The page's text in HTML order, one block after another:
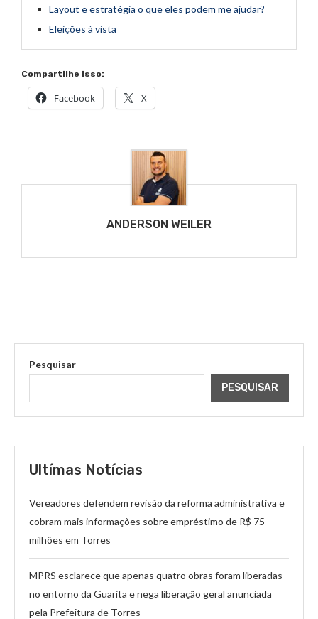
Layout e estratégia o que eles podem me ajudar?
Eleições à vista
Compartilhe isso:
Facebook X
ANDERSON WEILER
Pesquisar
PESQUISAR
Ultímas Notícias
Vereadores defendem revisão da reforma administrativa e
cobram mais informações sobre empréstimo de R$ 75
milhões em Torres
MPRS esclarece que apenas quatro obras foram liberadas
no entorno da Guarita e nega liberação geral anunciada
pela Prefeitura de Torres